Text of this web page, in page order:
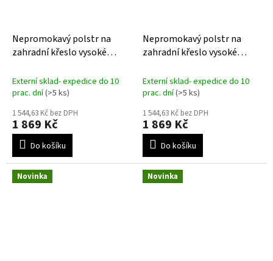
Nepromokavý polstr na
zahradní křeslo vysoké
Externí sklad- expedice do 10
prac. dní(>5 ks)
1 544,63 Kč bez DPH
1 869 Kč
Do košíku
Nepromokavý polstr na
zahradní křeslo vysoké
Externí sklad- expedice do 10
prac. dní(>5 ks)
1 544,63 Kč bez DPH
1 869 Kč
Do košíku
Novinka Novinka